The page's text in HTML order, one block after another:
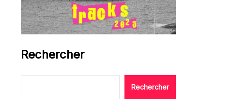
Rechercher
Rechercher